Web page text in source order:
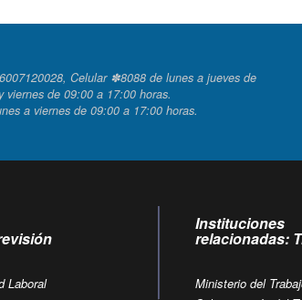
6007120028, Celular ✽8088 de lunes a jueves de
y viernes de 09:00 a 17:00 horas.
lunes a viernes de 09:00 a 17:00 horas.
Laboral
Instituciones
relacionadas:
Ministerio del